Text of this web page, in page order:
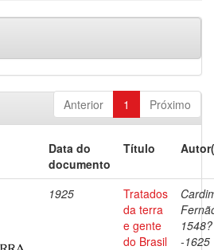
Anterior 1 Próximo
Data do
documento
Título
1925
Tratados
da terra
e gente
do Brasil
1548?
-1625